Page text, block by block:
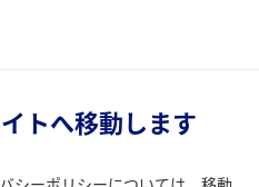
トへ移動します